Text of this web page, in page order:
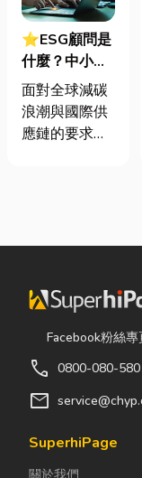
⭐ESG顧問是
什麼？中小企
業挑選四大永
續顧問服務的
實用指南
面對全球減碳
浪潮與國際供
應鏈的要求，
要求提供「碳
「永續報告
書」。這讓不
少傳產老闆感
底 ESG 永續是
什麼？我們公
真的需要找
Facebook粉絲專
call 0800-080-580
mail
SuperhiPage
關於我們